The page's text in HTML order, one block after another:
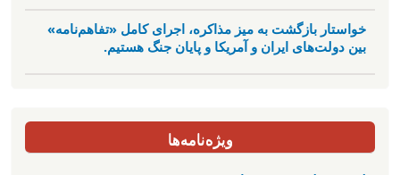
خواستار بازگشت به میز مذاکره، اجرای کامل «تفاهم‌نامه»
بین دولت‌های ایران و آمریکا و پایان جنگ هستیم.
ویژه‌نامه‌ها